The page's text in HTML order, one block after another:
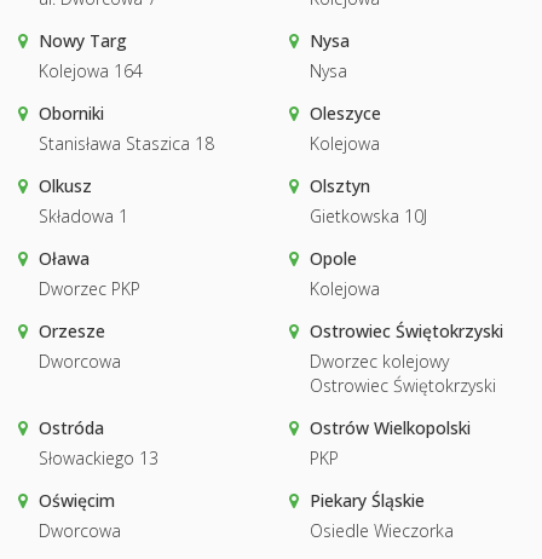
Nowy Targ
Kolejowa 164
Nysa
Nysa
Oborniki
Stanisława Staszica 18
Oleszyce
Kolejowa
Olkusz
Składowa 1
Olsztyn
Gietkowska 10J
Oława
Dworzec PKP
Opole
Kolejowa
Orzesze
Dworcowa
Ostrowiec Świętokrzyski
Dworzec kolejowy
Ostrowiec Świętokrzyski
Ostróda
Słowackiego 13
Ostrów Wielkopolski
PKP
Oświęcim
Dworcowa
Piekary Śląskie
Osiedle Wieczorka